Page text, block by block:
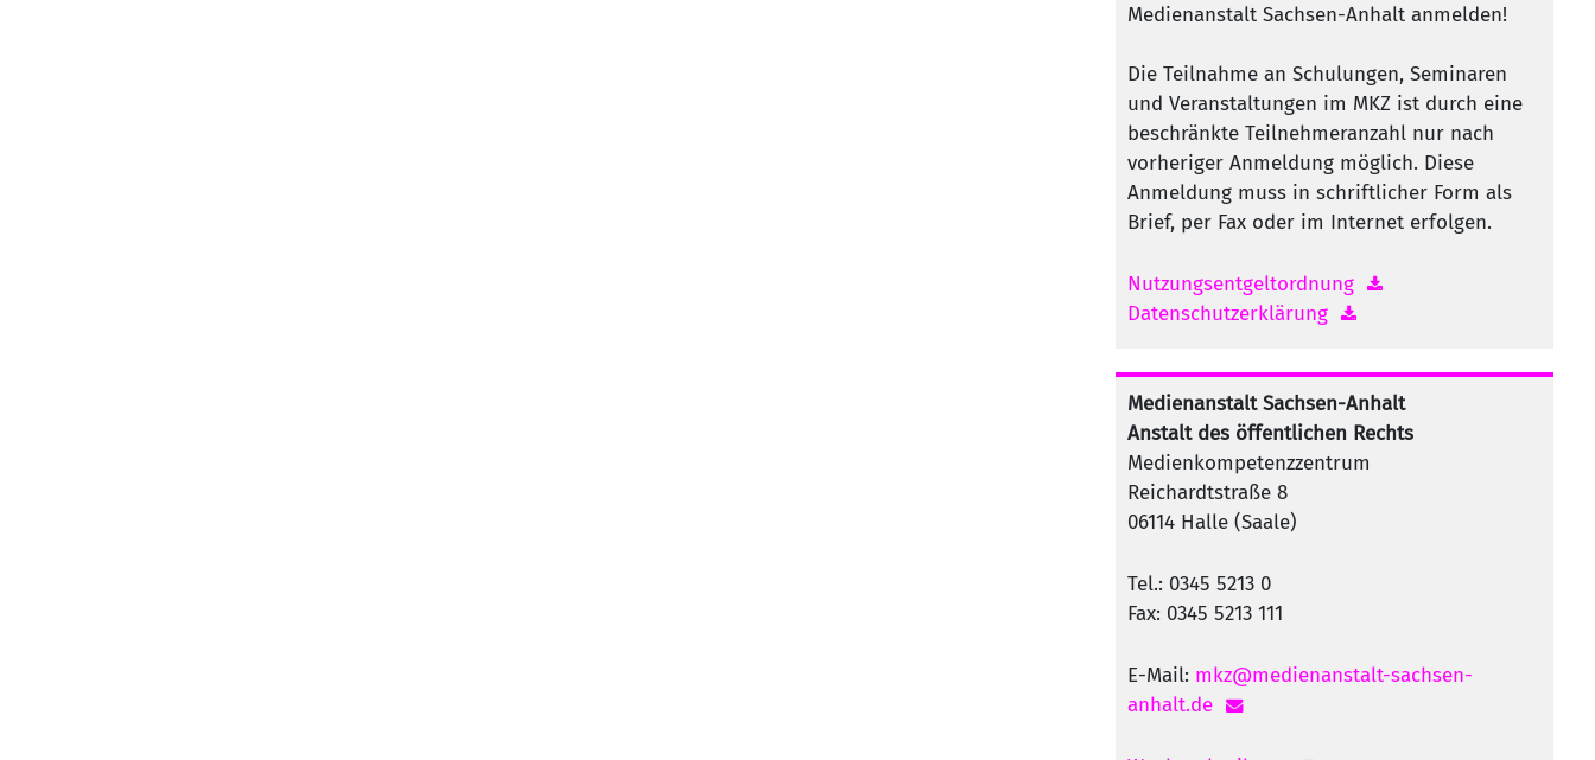
Medienanstalt Sachsen-Anhalt anmelden!
Die Teilnahme an Schulungen, Seminaren
und Veranstaltungen im MKZ ist durch eine
beschränkte Teilnehmeranzahl nur nach
vorheriger Anmeldung möglich. Diese
Anmeldung muss in schriftlicher Form als
Brief, per Fax oder im Internet erfolgen.
Nutzungsentgeltordnung
Datenschutzerklärung
Medienanstalt Sachsen-Anhalt
Anstalt des öffentlichen Rechts
Medienkompetenzzentrum
Reichardtstraße 8
06114 Halle (Saale)
Tel.: 0345 5213 0
Fax: 0345 5213 111
E-Mail: mkz@medienanstalt-sachsen-
anhalt.de